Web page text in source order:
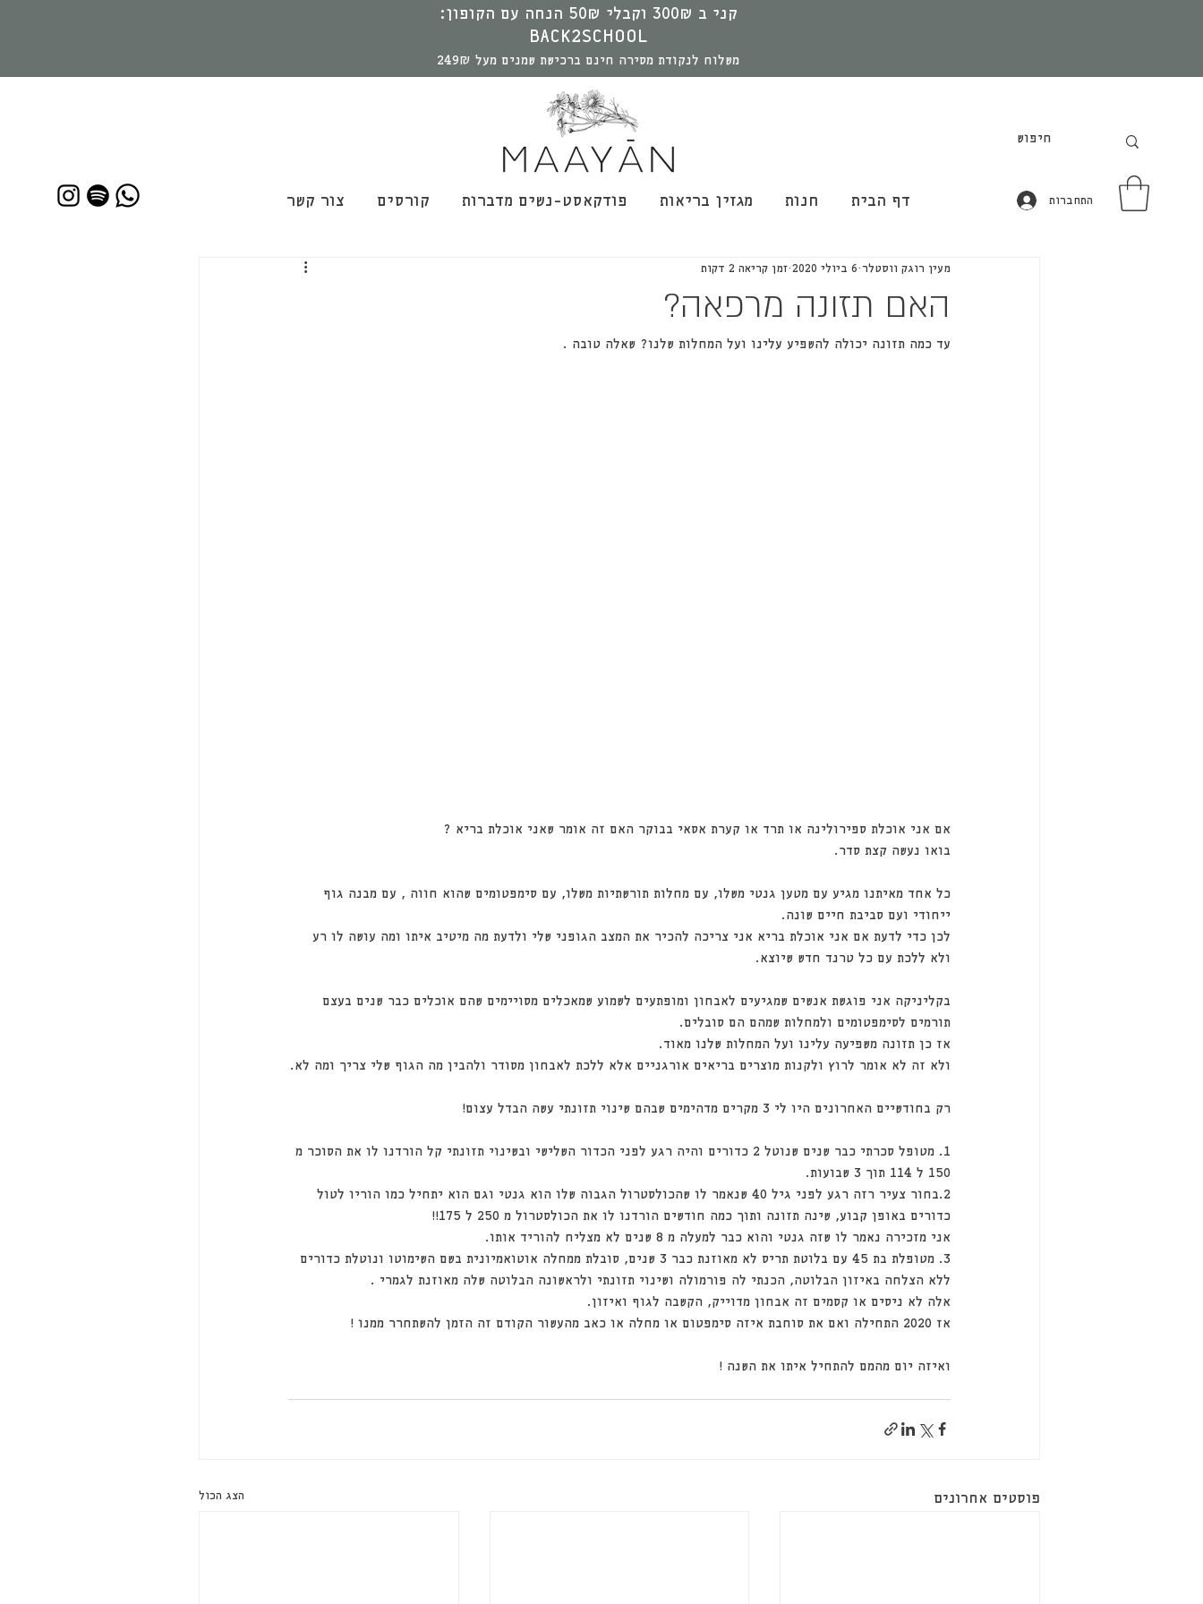
קני ב 300₪ וקבלי 50₪ הנחה עם הקופון:
BACK2SCHOOL
משלוח לנקודת מסירה חינם ברכישת שמנים מעל 249₪
דף הבית חנות מגזין בריאות פודקאסט-נשים מדברות קורסים צור קשר התחברות
האם תזונה מרפאה?
מעין רוגק ווסטלר 6 ביולי 2020 זמן קריאה 2 דקות
עד כמה תזונה יכולה להשפיע עלינו ועל המחלות שלנו? שאלה טובה .
אם אני אוכלת ספירולינה או תרד או קערת אסאי בבוקר האם זה אומר שאני אוכלת בריא ?
בואו נעשה קצת סדר.
כל אחד מאיתנו מגיע עם מטען גנטי משלו, עם מחלות תורשתיות משלו, עם סימפטומים שהוא חווה , עם מבנה גוף
ייחודי ועם סביבת חיים שונה.
לכן כדי לדעת אם אני אוכלת בריא אני צריכה להכיר את המצב הגופני שלי ולדעת מה מיטיב איתו ומה עושה לו רע
ולא ללכת עם כל טרנד חדש שיוצא.
בקליניקה אני פוגשת אנשים שמגיעים לאבחון ומופתעים לשמוע שמאכלים מסויימים שהם אוכלים כבר שנים בעצם
תורמים לסימפטומים ולמחלות שמהם הם סובלים.
אז כן תזונה משפיעה עלינו ועל המחלות שלנו מאוד.
ולא זה לא אומר לרוץ ולקנות מוצרים בריאים אורגניים אלא ללכת לאבחון מסודר ולהבין מה הגוף שלי צריך ומה לא.
רק בחודשיים האחרונים היו לי 3 מקרים מדהימים שבהם שינוי תזונתי עשה הבדל עצום!
1. מטופל סכרתי כבר שנים שנוטל 2 כדורים והיה רגע לפני הכדור השלישי ובשינוי תזונתי קל הורדנו לו את הסוכר מ
150 ל 114 תוך 3 שבועות.
2.בחור צעיר רזה רגע לפני גיל 40 שנאמר לו שהכולסטרול הגבוה שלו הוא גנטי וגם הוא יתחיל כמו הוריו לטול
כדורים באופן קבוע, שינה תזונה ותוך כמה חודשים הורדנו לו את הכולסטרול מ 250 ל 175!!
אני מזכירה נאמר לו שזה גנטי והוא כבר למעלה מ 8 שנים לא מצליח להוריד אותו.
3. מטופלת בת 45 עם בלוטת תריס לא מאוזנת כבר 3 שנים, סובלת ממחלה אוטואמיונית בשם השימוטו ונוטלת כדורים
ללא הצלחה באיזון הבלוטה, הכנתי לה פורמולה ושינוי תזונתי ולראשונה הבלוטה שלה מאוזנת לגמרי .
אלה לא ניסים או קסמים זה אבחון מדוייק, הקשבה לגוף ואיזון.
אז 2020 התחילה ואם את סוחבת איזה סימפטום או מחלה או כאב מהעשור הקודם זה הזמן להשתחרר ממנו !
ואיזה יום מהמם להתחיל איתו את השנה !
פוסטים אחרונים הצג הכול